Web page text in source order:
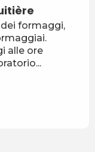
formaggi,
alle ore